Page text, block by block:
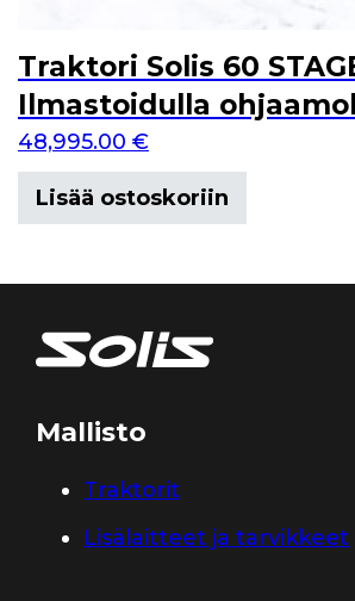
Traktori Solis 60
Ilmastoidulla
48,995.00 €
Lisää ostoskoriin
Mallisto
Traktorit
Lisälaitteet ja tarvikkeet